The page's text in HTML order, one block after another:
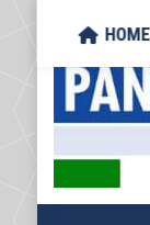
HOME